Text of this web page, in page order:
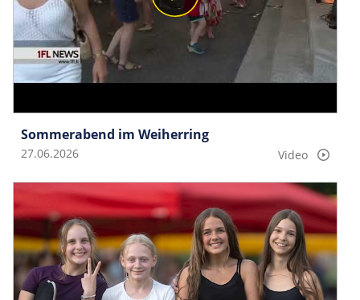
Sommerabend im Weiherring
27.06.2026 Video